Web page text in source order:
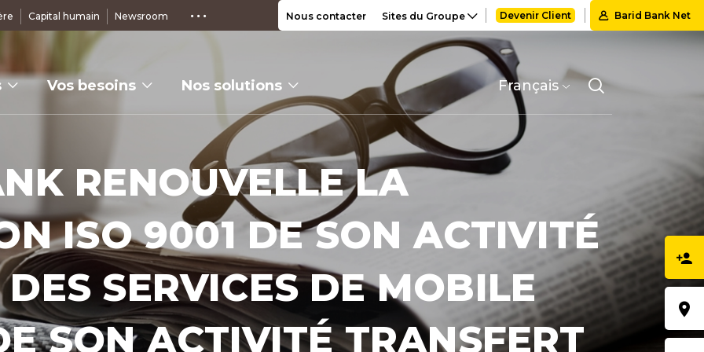
Capital humain Newsroom Nous contacter Sites du Groupe Devenir Client Barid Bank Net
Vos besoins Nos solutions
Select
your
language
RENOUVELLE LA
ISO 9001 DE SON ACTIVITÉ
SERVICES DE MOBILE
SON ACTIVITÉ TRANSFERT